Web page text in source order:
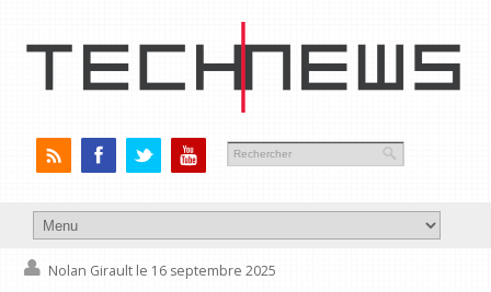
Nolan Girault le 16 septembre 2025